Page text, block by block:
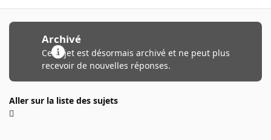
Archivé
Ce sujet est désormais archivé et ne peut plus
recevoir de nouvelles réponses.
Aller sur la liste des sujets